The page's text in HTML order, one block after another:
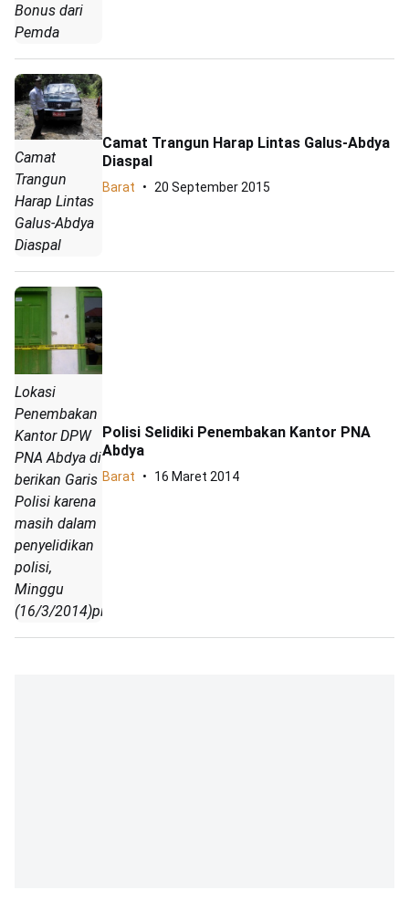
Bonus dari
Pemda
Camat
Trangun
Harap Lintas
Galus-Abdya
Diaspal
Camat Trangun Harap Lintas Galus-Abdya
Diaspal
Barat 20 September 2015
Lokasi
Penembakan
Kantor DPW
PNA Abdya di
berikan Garis
Polisi karena
masih dalam
penyelidikan
polisi,
Minggu
(16/3/2014)pikiranmerdeka.com|Syahrizal
Polisi Selidiki Penembakan Kantor PNA
Abdya
Barat 16 Maret 2014